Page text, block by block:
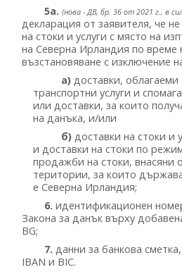
5а. (нова - ДВ, бр. 36 от 2021 г., в
декларация от заявителя, че
на стоки и услуги с място на
на Северна Ирландия по време
възстановяване с изключение
а) доставки, облагаеми
транспортни услуги и
или доставки, за които
на данъка, и/или
б) доставки на стоки и
и доставки на стоки по
продажби на стоки, внасяни
територии, за които
е Северна Ирландия;
6. идентификационен
Закона за данък върху
BG;
7. данни за банкова
IBAN и BIC.